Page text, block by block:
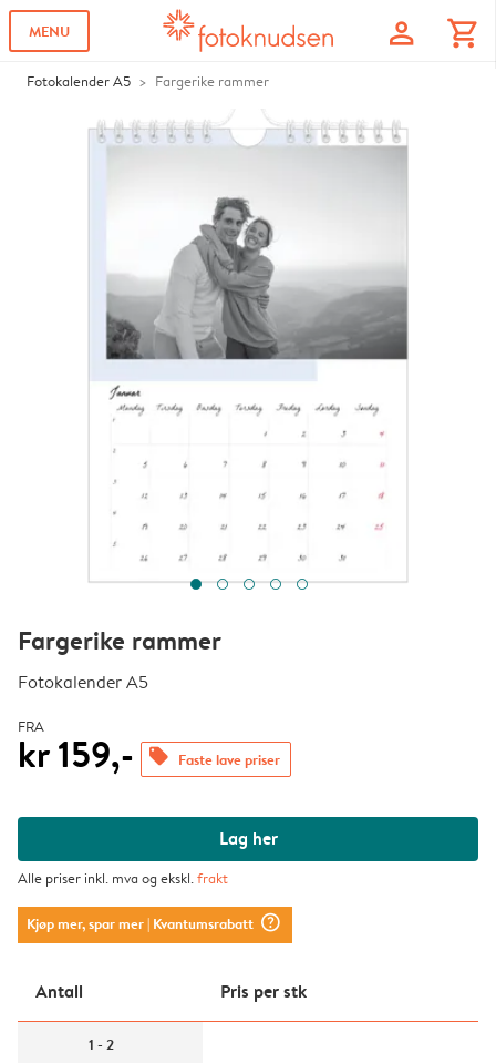
MENU profile shopping_cart
Fotokalender A5 Fargerike rammer
Fargerike rammer
Fotokalender A5
FRA
kr 159,- offers Faste lave priser
Lag her
Alle priser inkl. mva og ekskl.frakt
Kjøp mer, spar mer| Kvantumsrabatt question_mark_circle
Antall Pris per stk
1 - 2